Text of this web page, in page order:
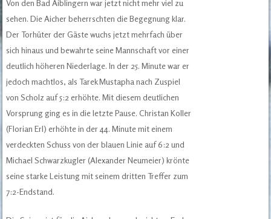
Von den Bad Aiblingern war jetzt nicht mehr viel zu
sehen. Die Aicher beherrschten die Begegnung klar.
Der Torhüter der Gäste wuchs jetzt mehrfach über
sich hinaus und bewahrte seine Mannschaft vor einer
deutlich höheren Niederlage. In der 25. Minute war er
jedoch machtlos, als Tarek Mustapha nach Zuspiel
von Scholz auf 5:2 erhöhte. Mit diesem deutlichen
Vorsprung ging es in die letzte Pause. Christan Koller
(Florian Erl) erhöhte in der 44. Minute mit einem
verdeckten Schuss von der blauen Linie auf 6:2 und
Michael Schwarzkugler (Alexander Neumeier) krönte
seine starke Leistung mit seinem dritten Treffer zum
7:2-Endstand.